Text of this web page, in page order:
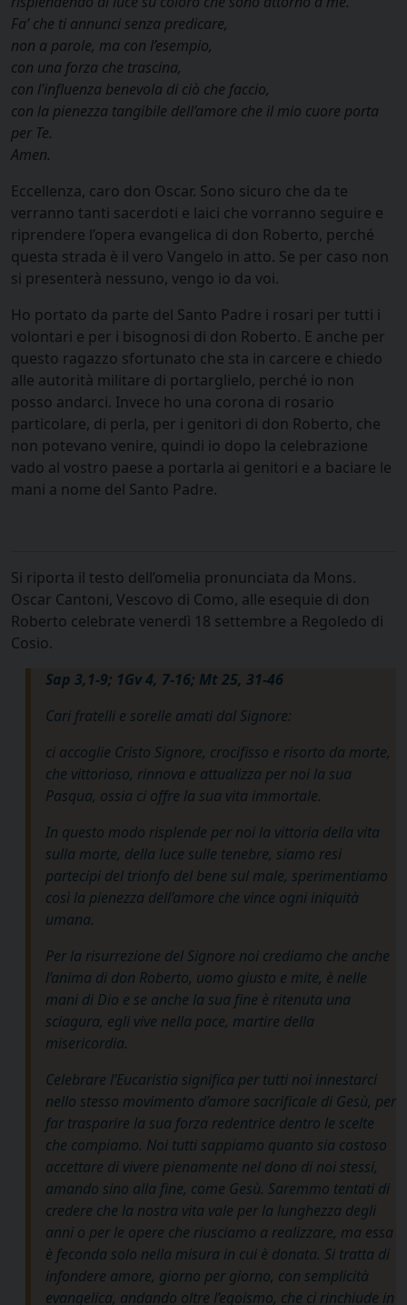
Fa’ che ti annunci senza predicare,
non a parole, ma con l’esempio,
con una forza che trascina,
con l’influenza benevola di ciò che faccio,
con la pienezza tangibile dell’amore che il mio cuore porta
per Te.
Amen.
Eccellenza, caro don Oscar. Sono sicuro che da te
verranno tanti sacerdoti e laici che vorranno seguire e
riprendere l’opera evangelica di don Roberto, perché
questa strada è il vero Vangelo in atto. Se per caso non
si presenterà nessuno, vengo io da voi.
Ho portato da parte del Santo Padre i rosari per tutti i
volontari e per i bisognosi di don Roberto. E anche per
questo ragazzo sfortunato che sta in carcere e chiedo
alle autorità militare di portarglielo, perché io non
posso andarci. Invece ho una corona di rosario
particolare, di perla, per i genitori di don Roberto, che
non potevano venire, quindi io dopo la celebrazione
vado al vostro paese a portarla ai genitori e a baciare le
mani a nome del Santo Padre.
Si riporta il testo dell’omelia pronunciata da Mons.
Oscar Cantoni, Vescovo di Como, alle esequie di don
Roberto celebrate venerdì 18 settembre a Regoledo di
Cosio.
Sap 3,1-9; 1Gv 4, 7-16; Mt 25, 31-46
Cari fratelli e sorelle amati dal Signore:
ci accoglie Cristo Signore, crocifisso e risorto da morte,
che vittorioso, rinnova e attualizza per noi la sua
Pasqua, ossia ci offre la sua vita immortale.
In questo modo risplende per noi la vittoria della vita
sulla morte, della luce sulle tenebre, siamo resi
partecipi del trionfo del bene sul male, sperimentiamo
così la pienezza dell’amore che vince ogni iniquità
umana.
Per la risurrezione del Signore noi crediamo che anche
l’anima di don Roberto, uomo giusto e mite, è nelle
mani di Dio e se anche la sua fine è ritenuta una
sciagura, egli vive nella pace, martire della
misericordia.
Celebrare l’Eucaristia significa per tutti noi innestarci
nello stesso movimento d’amore sacrificale di Gesù, per
far trasparire la sua forza redentrice dentro le scelte
che compiamo. Noi tutti sappiamo quanto sia costoso
accettare di vivere pienamente nel dono di noi stessi,
amando sino alla fine, come Gesù. Saremmo tentati di
credere che la nostra vita vale per la lunghezza degli
anni o per le opere che riusciamo a realizzare, ma essa
è feconda solo nella misura in cui è donata. Si tratta di
infondere amore, giorno per giorno, con semplicità
evangelica, andando oltre l’egoismo, che ci rinchiude in